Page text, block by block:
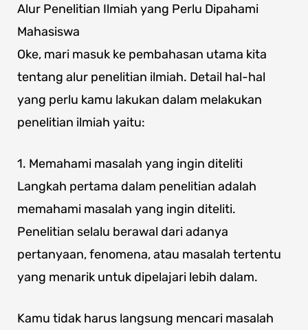
Alur Penelitian Ilmiah yang Perlu Dipahami
Mahasiswa
Oke, mari masuk ke pembahasan utama kita
tentang alur penelitian ilmiah. Detail hal-hal
yang perlu kamu lakukan dalam melakukan
penelitian ilmiah yaitu:
1. Memahami masalah yang ingin diteliti
Langkah pertama dalam penelitian adalah
memahami masalah yang ingin diteliti.
Penelitian selalu berawal dari adanya
pertanyaan, fenomena, atau masalah tertentu
yang menarik untuk dipelajari lebih dalam.
Kamu tidak harus langsung mencari masalah